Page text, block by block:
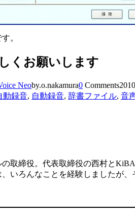
。
くお願いします
Neoby.o.nakamura0 Comments
動録音, 自動録音, 辞書ファイル, 音
取締役。代表取締役の西村と
いろんなことを経験しましたが